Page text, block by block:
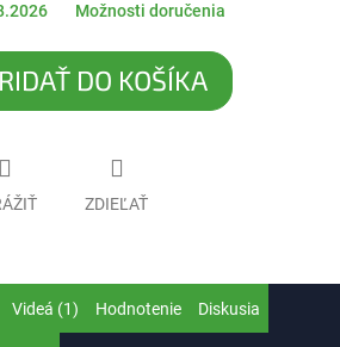
Možnosti doručenia
DO KOŠÍKA
ZDIEĽAŤ
Videá (1) Hodnotenie Diskusia